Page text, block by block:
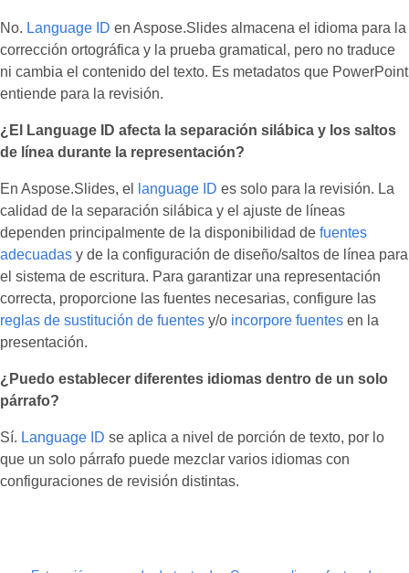
No. Language ID en Aspose.Slides almacena el idioma para la
corrección ortográfica y la prueba gramatical, pero no traduce
ni cambia el contenido del texto. Es metadatos que PowerPoint
entiende para la revisión.
¿El Language ID afecta la separación silábica y los saltos
de línea durante la representación?
En Aspose.Slides, el language ID es solo para la revisión. La
calidad de la separación silábica y el ajuste de líneas
dependen principalmente de la disponibilidad de fuentes
adecuadas y de la configuración de diseño/saltos de línea para
el sistema de escritura. Para garantizar una representación
correcta, proporcione las fuentes necesarias, configure las
reglas de sustitución de fuentes y/o incorpore fuentes en la
presentación.
¿Puedo establecer diferentes idiomas dentro de un solo
párrafo?
Sí. Language ID se aplica a nivel de porción de texto, por lo
que un solo párrafo puede mezclar varios idiomas con
configuraciones de revisión distintas.